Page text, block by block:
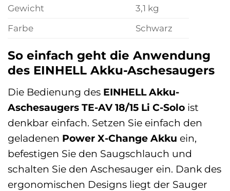
Gewicht
3,1 kg
Farbe
Schwarz
So einfach geht die Anwendung
des EINHELL Akku-Aschesaugers
Die Bedienung des EINHELL Akku-
Aschesaugers TE-AV 18/15 Li C-Solo ist
denkbar einfach. Setzen Sie einfach den
geladenen Power X-Change Akku ein,
befestigen Sie den Saugschlauch und
schalten Sie den Aschesauger ein. Dank des
ergonomischen Designs liegt der Sauger